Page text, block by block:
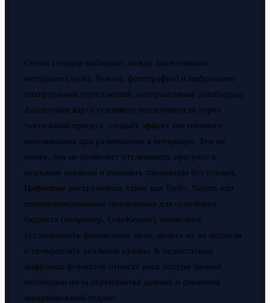
Семьи сегодня выбирают между аналоговыми
методами (доска, бумага, фотографии) и цифровыми
платформами (приложения, интерактивные дашборды).
Аналоговая карта усиливает вовлечённость через
тактильный процесс, создаёт эффект постоянного
напоминания при размещении в интерьере. Тем не
менее, она не позволяет отслеживать прогресс в
реальном времени и изменять параметры без усилий.
Цифровые инструменты, такие как Trello, Notion или
специализированные приложения для семейного
бюджета (например, CoinKeeper), позволяют
устанавливать финансовые цели, делить их на подцели
и прикреплять реальные суммы. К недостаткам
цифровых форматов относят риск потери личной
мотивации из-за переизбытка данных и снижение
эмоциональной отдачи.